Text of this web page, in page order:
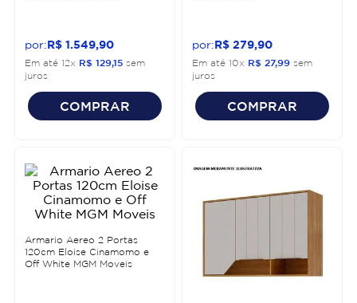
R$ 1 549 90
Em até 12x R$ 12915 sem
juros
COMPRAR
R$ 279 90
Em até 10x R$ 27,99 sem
juros
COMPRAR
Armario Aereo 2 Portas
120cm Eloise Cinamomo e
Off White MGM Moveis